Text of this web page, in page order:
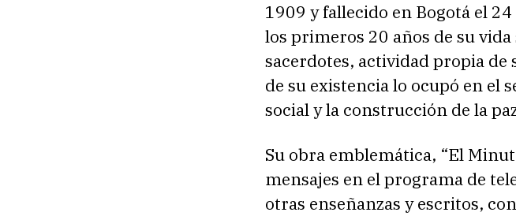
1909 y fallecido en Bogotá el
los primeros 20 años de su
sacerdotes, actividad propia
de su existencia lo ocupó en el
social y la construcción de la
Su obra emblemática, “El
mensajes en el programa de
otras enseñanzas y escritos,